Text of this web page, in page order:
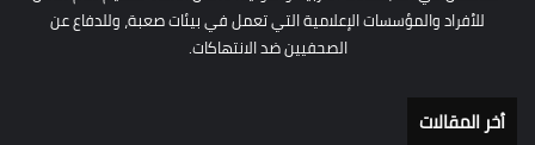
للأفراد والمؤسسات الإعلامية التي تعمل في بيئات صعبة، وللدفاع عن
الصحفيين ضد الانتهاكات.
أخر المقالات